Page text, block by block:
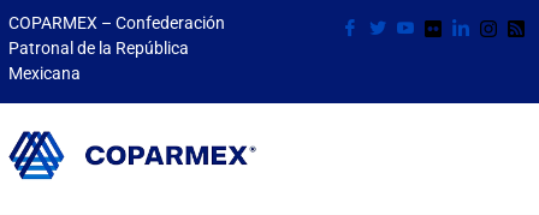
COPARMEX – Confederación
Patronal de la República
Mexicana